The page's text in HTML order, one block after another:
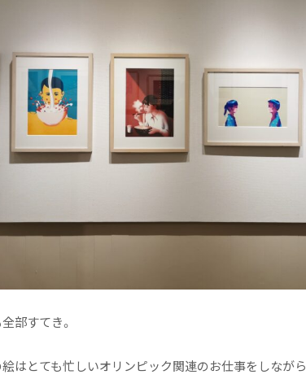
部すてき。
はとても忙しいオリンピック関連のお仕事をしなが